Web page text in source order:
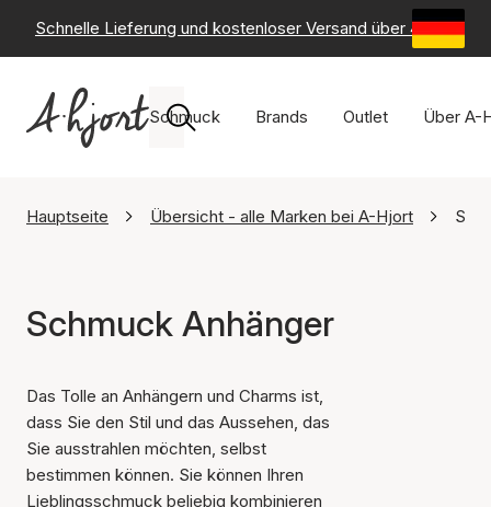
Schnelle Lieferung und kostenloser Versand über 49 € -
Schmuck Brands Outlet Über A-
Hauptseite Übersicht - alle Marken bei A-Hjort
Schmuck Anhänger
Das Tolle an Anhängern und Charms ist,
dass Sie den Stil und das Aussehen, das
Sie ausstrahlen möchten, selbst
bestimmen können. Sie können Ihren
Lieblingsschmuck beliebig kombinieren